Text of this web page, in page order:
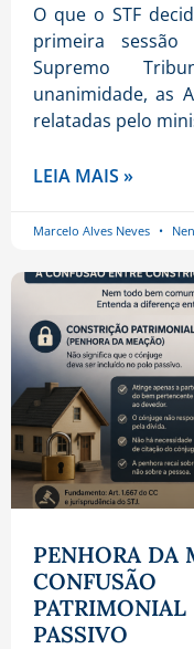
O que o STF
primeira
Supremo
unanimidade, as
relatadas pelo
LEIA MAIS »
Marcelo Alves Neves
PENHORA DA
CONFUSÃO
PASSIVO